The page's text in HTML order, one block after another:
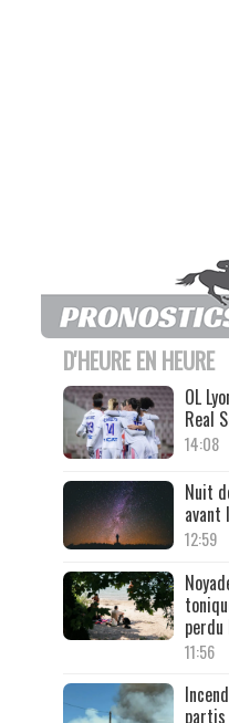
D'HEURE EN HEURE
OL
Real
14:08
Nuit
avant
12:59
11:56
partis